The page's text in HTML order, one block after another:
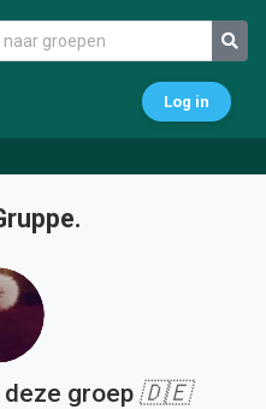
Log in
groep 🇩🇪